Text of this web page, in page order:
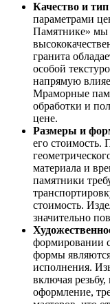
Качество и
параметрами
Памятнике» мы
гранита
особой
напрямую
Мраморные
обработки и
цене.
Размеры и
его стоимость.
материала и
памятники
стоимость.
значительно
формировании
формы
исполнения.
включая
оформление,